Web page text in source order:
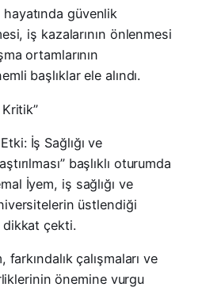
güvenlik
iş kazalarının önlenmesi
ortamlarının
başlıklar ele alındı.
İş Sağlığı ve
başlıklı oturumda
İyem, iş sağlığı ve
üstlendiği
dikkat çekti.
çalışmaları ve
önemine vurgu